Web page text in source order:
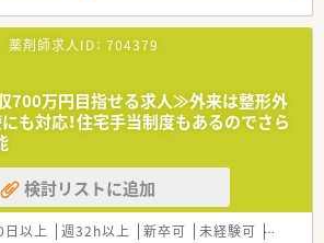
クより眼科や内科、整形外科、外科、泌尿器科
処方応需しています。
師より指導を受けて頂きます。
薬剤師さん自身に任せており、自分のペースで
事が可能です。またその際かかる費用は会社
す。
あり西日本に調剤薬局を展開しております。
薬剤師求人ID： 704379
700万円目指せる求人≫外来は整形外
も対応！住宅手当制度もあるのでさら
検討リストに追加
以上 週32h以上 新卒可 未経験可 ブラン